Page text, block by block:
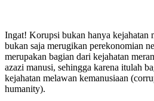
Ingat! Korupsi bukan hanya kejahatan
bukan saja merugikan perekonomian
merupakan bagian dari kejahatan
azazi manusi, sehingga karena itulah
kejahatan melawan kemanusiaan
humanity).